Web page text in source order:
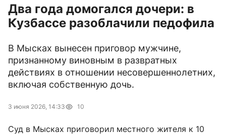
Два года домогался дочери: в
Кузбассе разоблачили педофила
В Мысках вынесен приговор мужчине,
признанному виновным в развратных
действиях в отношении несовершеннолетних,
включая собственную дочь.
3 июня 2026, 14:33 10
Суд в Мысках приговорил местного жителя к 10